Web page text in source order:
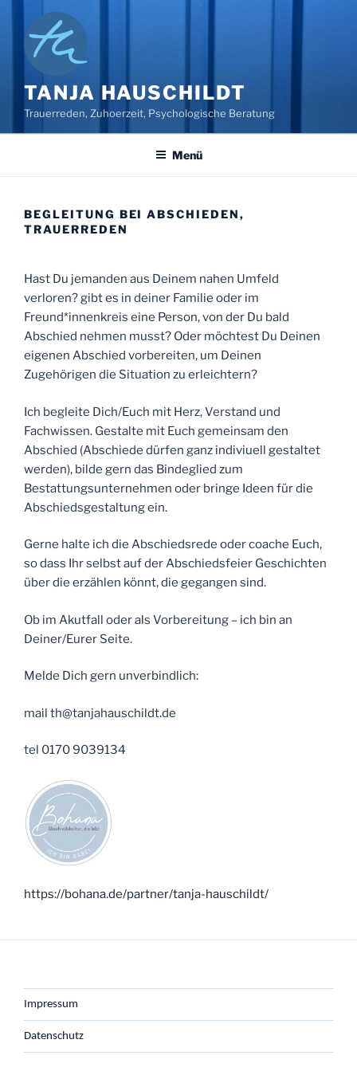
Inhalt
springen
TANJA HAUSCHILDT
Trauerreden, Zuhoerzeit, Psychologische Beratung
Menü
BEGLEITUNG BEI ABSCHIEDEN,
TRAUERREDEN
Hast Du jemanden aus Deinem nahen Umfeld
verloren? gibt es in deiner Familie oder im
Freund*innenkreis eine Person, von der Du bald
Abschied nehmen musst? Oder möchtest Du Deinen
eigenen Abschied vorbereiten, um Deinen
Zugehörigen die Situation zu erleichtern?
Ich begleite Dich/Euch mit Herz, Verstand und
Fachwissen. Gestalte mit Euch gemeinsam den
Abschied (Abschiede dürfen ganz indiviuell gestaltet
werden), bilde gern das Bindeglied zum
Bestattungsunternehmen oder bringe Ideen für die
Abschiedsgestaltung ein.
Gerne halte ich die Abschiedsrede oder coache Euch,
so dass Ihr selbst auf der Abschiedsfeier Geschichten
über die erzählen könnt, die gegangen sind.
Ob im Akutfall oder als Vorbereitung – ich bin an
Deiner/Eurer Seite.
Melde Dich gern unverbindlich:
mail th@tanjahauschildt.de
tel 0170 9039134
https://bohana.de/partner/tanja-hauschildt/
Impressum
Datenschutz